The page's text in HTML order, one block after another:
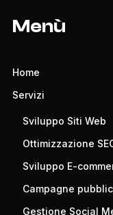
Menù
Home
Servizi
Sviluppo Siti Web
Ottimizzazione
Sviluppo E-
Campagne
Gestione Social